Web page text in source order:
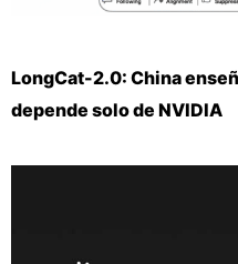
LongCat-2.0: China
depende solo de NVIDIA